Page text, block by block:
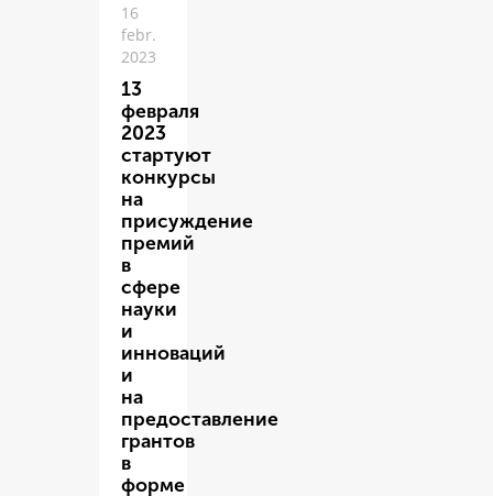
16
febr.
2023
13
февраля
2023
стартуют
конкурсы
на
присуждение
премий
в
сфере
науки
и
инноваций
и
на
предоставление
грантов
в
форме